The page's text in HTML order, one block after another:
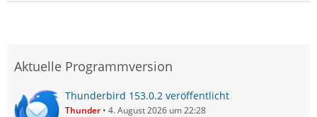
Aktuelle Programmversion
Thunderbird 153.0.2 veröffentlicht
Thunder 4. August 2026 um 22:28